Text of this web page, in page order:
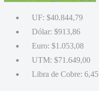
UF: $40.844,79
Dólar: $913,86
Euro: $1.053,08
UTM: $71.649,00
Libra de Cobre: 6,45